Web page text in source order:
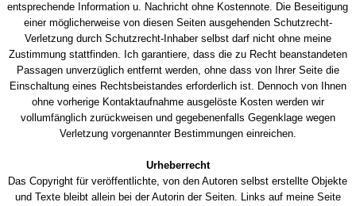
entsprechende Information u. Nachricht ohne Kostennote. Die Beseitigung
einer möglicherweise von diesen Seiten ausgehenden Schutzrecht-
Verletzung durch Schutzrecht-Inhaber selbst darf nicht ohne meine
Zustimmung stattfinden. Ich garantiere, dass die zu Recht beanstandeten
Passagen unverzüglich entfernt werden, ohne dass von Ihrer Seite die
Einschaltung eines Rechtsbeistandes erforderlich ist. Dennoch von Ihnen
ohne vorherige Kontaktaufnahme ausgelöste Kosten werden wir
vollumfänglich zurückweisen und gegebenenfalls Gegenklage wegen
Verletzung vorgenannter Bestimmungen einreichen.
Urheberrecht
Das Copyright für veröffentlichte, von den Autoren selbst erstellte Objekte
und Texte bleibt allein bei der Autorin der Seiten. Links auf meine Seite